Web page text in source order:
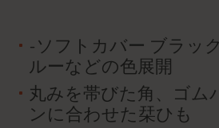
-ソフトカバー ブラッ
ルーなどの色展開
丸みを帯びた角、ゴム
ンに合わせた栞ひも